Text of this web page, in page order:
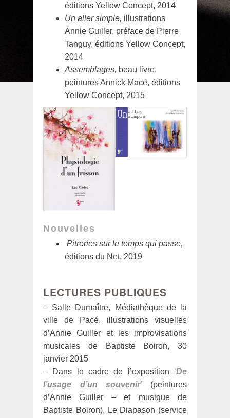
éditions Yellow Concept, 2014
Un aller simple, illustrations
Annie Guiller, préface de Pierre
Tanguy, éditions Yellow Concept,
2014
Assemblages, beau livre,
peintures Annick Macé, éditions
Yellow Concept, 2015
Nouvelles
Pitreries sur le temps qui passe,
éditions du Net, 2019
LECTURES PUBLIQUES
– Salle Dumaître, Médiathèque de la
ville de Pacé, illustrations visuelles
d’Annie Guiller et les improvisations
musicales de Baptiste Boiron, 30
janvier 2015
– Dans le cadre de l’exposition ‘De
l’usage d’un souvenir’ (peintures
d’Annie Guiller – et musique de
Baptiste Boiron), Le Diapason (service